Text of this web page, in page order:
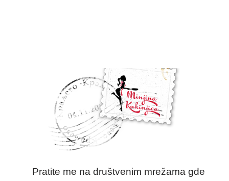
Pratite me na društvenim mrežama gde